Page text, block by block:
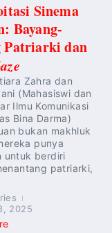
Sinema
Bayang-
Patriarki dan
Zahra dan
(Mahasiswi dan
Ilmu Komunikasi
Bina Darma)
bukan makhluk
punya
untuk berdiri
patriarki,
2025